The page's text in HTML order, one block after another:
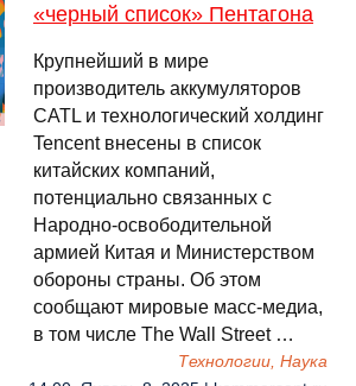
«черный список» Пентагона
Крупнейший в мире
производитель аккумуляторов
CATL и технологический холдинг
Tencent внесены в список
китайских компаний,
потенциально связанных с
Народно-освободительной
армией Китая и Министерством
обороны страны. Об этом
сообщают мировые масс-медиа,
в том числе The Wall Street …
Технологии, Наука